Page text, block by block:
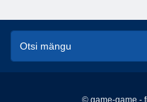
© game-game -